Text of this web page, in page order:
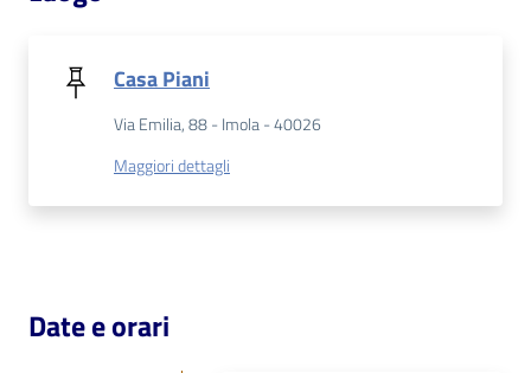
Casa Piani
Via Emilia, 88 - Imola - 40026
Maggiori dettagli
Date e orari